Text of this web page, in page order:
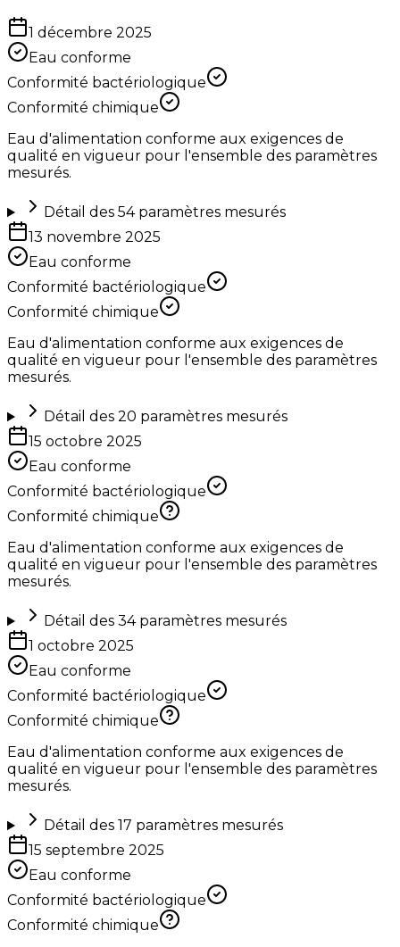
1 décembre 2025
Eau conforme
Conformité bactériologique
Conformité chimique
Eau d'alimentation conforme aux exigences de
qualité en vigueur pour l'ensemble des paramètres
mesurés.
Détail des 54paramètres mesurés
13 novembre 2025
Eau conforme
Conformité bactériologique
Conformité chimique
Eau d'alimentation conforme aux exigences de
qualité en vigueur pour l'ensemble des paramètres
mesurés.
Détail des 20 paramètres mesurés
15 octobre 2025
Eau conforme
Conformité bactériologique
Conformité chimique
Eau d'alimentation conforme aux exigences de
qualité en vigueur pour l'ensemble des paramètres
mesurés.
Détail des 34paramètres mesurés
1 octobre 2025
Eau conforme
Conformité bactériologique
Conformité chimique
Eau d'alimentation conforme aux exigences de
qualité en vigueur pour l'ensemble des paramètres
mesurés.
Détail des 17 paramètres mesurés
15 septembre 2025
Eau conforme
Conformité bactériologique
Conformité chimique